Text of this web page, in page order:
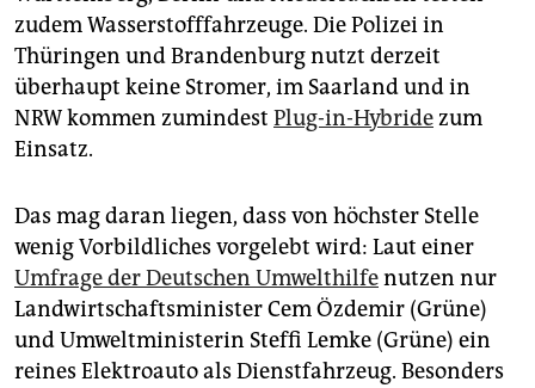
zudem Wasserstofffahrzeuge. Die Polizei in
Thüringen und Brandenburg nutzt derzeit
überhaupt keine Stromer, im Saarland und in
NRW kommen zumindest Plug-in-Hybridezum
Einsatz.
Das mag daran liegen, dass von höchster Stelle
wenig Vorbildliches vorgelebt wird: Laut einer
Umfrage der Deutschen Umwelthilfenutzen nur
Landwirtschaftsminister Cem Özdemir (Grüne)
und Umweltministerin Steffi Lemke (Grüne) ein
reines Elektroauto als Dienstfahrzeug. Besonders